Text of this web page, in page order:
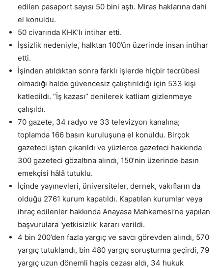
edilen pasaport sayısı 50 bini aştı. Miras haklarına dahi
el konuldu.
50 civarında KHK’lı intihar etti.
İşsizlik nedeniyle, halktan 100’ün üzerinde insan intihar
etti.
İşinden atıldıktan sonra farklı işlerde hiçbir tecrübesi
olmadığı halde güvencesiz çalıştırıldığı için 533 kişi
katledildi. “İş kazası” denilerek katliam gizlenmeye
çalışıldı.
70 gazete, 34 radyo ve 33 televizyon kanalına;
toplamda 166 basın kuruluşuna el konuldu. Birçok
gazeteci işten çıkarıldı ve yüzlerce gazeteci hakkında
300 gazeteci gözaltına alındı, 150’nin üzerinde basın
emekçisi hâlâ tutuklu.
İçinde yayınevleri, üniversiteler, dernek, vakıﬂarın da
olduğu 2761 kurum kapatıldı. Kapatılan kurumlar veya
ihraç edilenler hakkında Anayasa Mahkemesi’ne yapılan
başvurulara ‘yetkisizlik’ kararı verildi.
4 bin 200’den fazla yargıç ve savcı görevden alındı, 570
yargıç tutuklandı, bin 480 yargıç soruşturma geçirdi, 79
yargıç uzun dönemli hapis cezası aldı, 34 hukuk